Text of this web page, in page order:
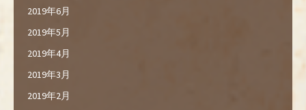
2019年6月
2019年5月
2019年4月
2019年3月
2019年2月